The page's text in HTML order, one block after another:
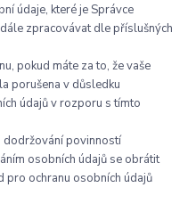
údaje, které je Správce
zpracovávat dle příslušných
pokud máte za to, že vaše
porušena v důsledku
údajů v rozporu s tímto
povinností
osobních údajů se obrátit
pro ochranu osobních údajů